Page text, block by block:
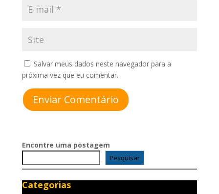
Salvar meus dados neste navegador para a
próxima vez que eu comentar.
Enviar Comentário
Encontre uma postagem
Pesquisar
Categorias